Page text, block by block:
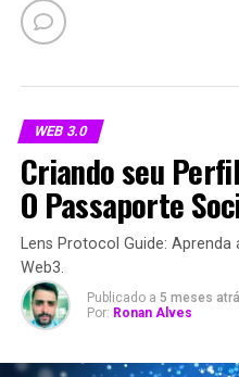
WEB 3.0
Criando seu
O Passaporte
Lens Protocol Guide:
Web3.
Publicado a 5 meses
Por: Ronan Alves